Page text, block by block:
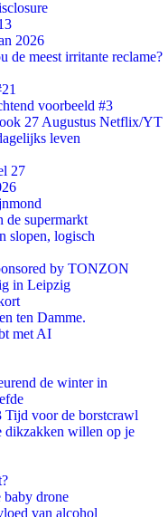
2026
de meest irritante reclame?
voorbeeld #3
27 Augustus Netflix/YT
leven
27
de supermarkt
slopen, logisch
by TONZON
in Leipzig
ten Damme.
met AI
de winter in
Tijd voor de borstcrawl
dikzakken willen op je
drone
van alcohol